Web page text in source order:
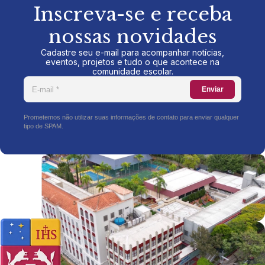
Inscreva-se e receba
nossas novidades
Cadastre seu e-mail para acompanhar notícias,
eventos, projetos e tudo o que acontece na
comunidade escolar.
Enviar
Prometemos não utilizar suas informações de contato para enviar qualquer
tipo de SPAM.